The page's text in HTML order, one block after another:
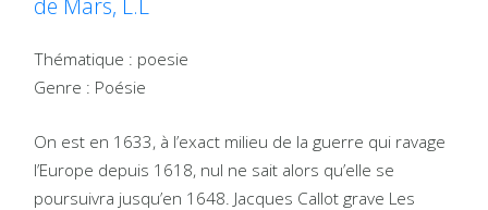
Thématique : poesie
Genre : Poésie
On est en 1633, à l’exact milieu de la guerre qui ravage
l’Europe depuis 1618, nul ne sait alors qu’elle se
poursuivra jusqu’en 1648. Jacques Callot grave Les